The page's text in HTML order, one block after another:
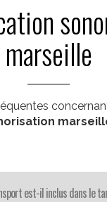
marseille
est-il inclus dans le